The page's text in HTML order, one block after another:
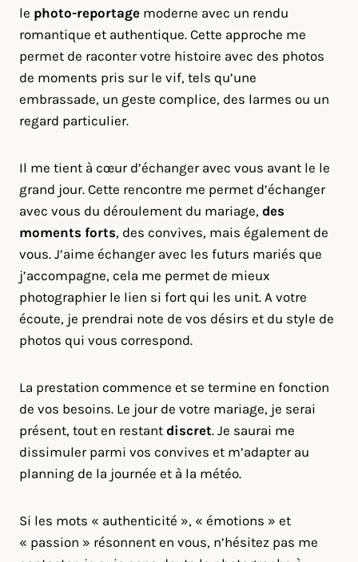
le photo-reportage moderne avec un rendu
romantique et authentique. Cette approche me
permet de raconter votre histoire avec des photos
de moments pris sur le vif, tels qu’une
embrassade, un geste complice, des larmes ou un
regard particulier.
Il me tient à cœur d’échanger avec vous avant le le
grand jour. Cette rencontre me permet d’échanger
avec vous du déroulement du mariage, des
moments forts, des convives, mais également de
vous. J’aime échanger avec les futurs mariés que
j’accompagne, cela me permet de mieux
photographier le lien si fort qui les unit. A votre
écoute, je prendrai note de vos désirs et du style de
photos qui vous correspond.
La prestation commence et se termine en fonction
de vos besoins. Le jour de votre mariage, je serai
présent, tout en restant discret. Je saurai me
dissimuler parmi vos convives et m’adapter au
planning de la journée et à la météo.
Si les mots « authenticité », « émotions » et
« passion » résonnent en vous, n’hésitez pas me